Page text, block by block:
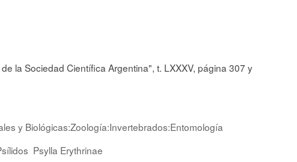
la Sociedad Científica Argentina", t. LXXXV, página 307 y
y Biológicas:Zoología:Invertebrados:Entomología
Psylla Erythrinae